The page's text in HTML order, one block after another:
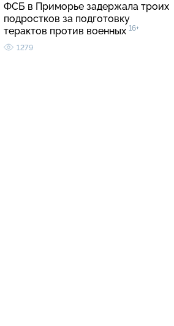
ФСБ в Приморье задержала троих
подростков за подготовку
терактов против военных 16+
1279